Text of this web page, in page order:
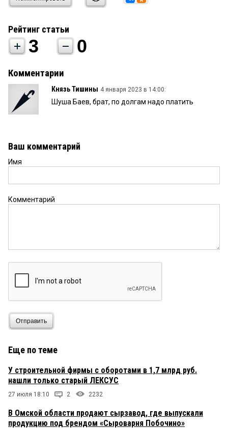
Рейтинг статьи
3 0
Комментарии
Князь Тишины 4 января 2023 в 14:00:
Шуша Баев, брат, по долгам надо платить
Ваш комментарий
Имя
Комментарий
Отправить
Еще по теме
У строительной фирмы с оборотами в 1,7 млрд руб.
нашли только старый ЛЕКСУС
27 июля 18:10 2 2232
В Омской области продают сырзавод, где выпускали
продукцию под брендом «Сыроварня Побочино»